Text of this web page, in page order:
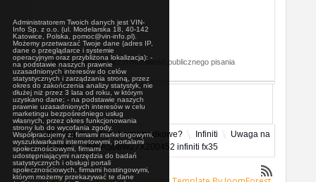
Administratorem Twoich danych jest VIN-
Info Sp. z o.o. (ul. Modelarska 18, 40-142
Katowice, Polska, pomoc@vin-info.pl).
Możemy przetwarzać Twoje dane (adres IP,
dane o przeglądarce i systemie
operacyjnym oraz przybliżona lokalizacja): -
na podstawie naszych prawnie
uzasadnionych interesów do celów
statystycznych i zarządzania stroną, przez
okres do zakończenia analizy statystyk, nie
dłużej niż przez 3 lata od roku, w którym
uzyskano dane; - na podstawie naszych
prawnie uzasadnionych interesów w celu
marketingu bezpośredniego usług
własnych, przez okres funkcjonowania
strony lub do wycofania zgody.
Współpracujemy z: firmami marketingowymi,
wyszukiwarkami internetowymi, portalami
społecznościowymi, firmami
udostępniającymi narzędzia do badań
statystycznych i obsługi portali
społecznościowych, firmami hostingowymi,
którym możemy przekazywać te dane
Administrator wyłączył możliwość publicznego pisania
postów.
Forum Auta bezwypadkowe? Infiniti
Uwaga na
to auto
JNRAS08W27X200452 infiniti fx35